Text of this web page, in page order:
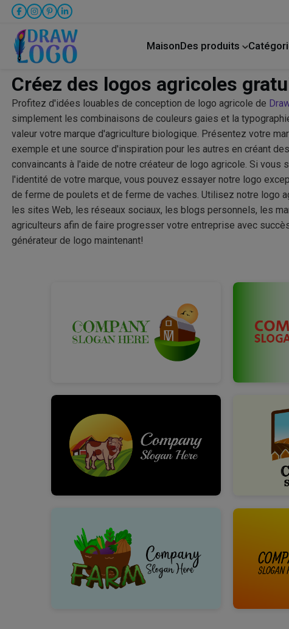
MaisonDes produits
Créez des logos agricoles
Profitez d'idées louables de conception de logo agricole de
simplement les combinaisons de couleurs gaies et la
valeur votre marque d'agriculture biologique. Présentez votre
exemple et une source d'inspiration pour les autres en créant
convaincants à l'aide de notre créateur de logo agricole. Si vous
l'identité de votre marque, vous pouvez essayer notre logo
de ferme de poulets et de ferme de vaches. Utilisez notre logo
les sites Web, les réseaux sociaux, les blogs personnels, les
agriculteurs afin de faire progresser votre entreprise avec
générateur de logo maintenant!